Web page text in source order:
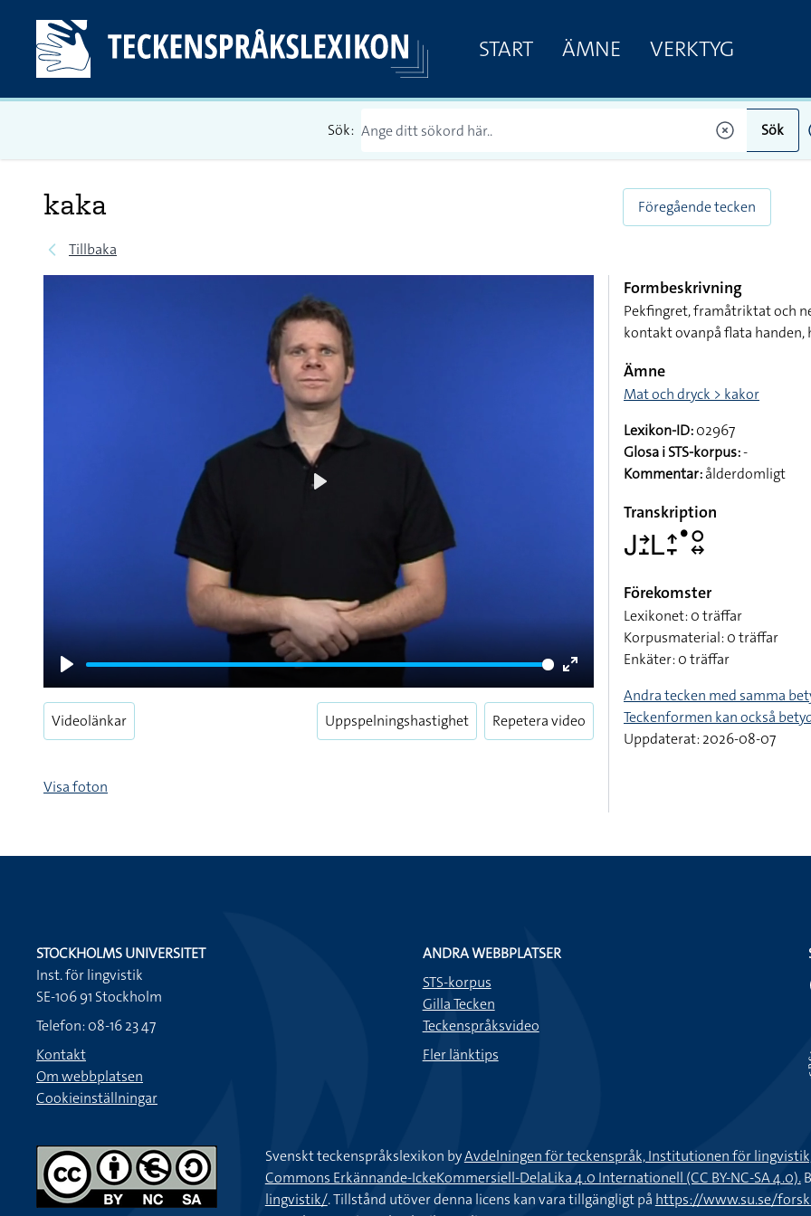
START ÄMNE VERKTYG
Sök: Sök
kaka
Tillbaka
Föregående tecken
Play
Enter
fullscreen
Videolänkar Uppspelningshastighet Repetera video
Visa foton
Formbeskrivning
Pekfingret, framåtriktat och
kontakt ovanpå flata
Ämne
Mat och dryck > kakor
Lexikon-ID:02967
Glosa i STS-korpus:-
Kommentar:ålderdomligt
Transkription
􌤢􌥔􌤸􌥈􌤴􌥙􌤟􌥰􌦉
Förekomster
Lexikonet: 0 träffar
Korpusmaterial: 0 träffar
Enkäter: 0 träffar
Andra tecken med samma
Teckenformen kan också
Uppdaterat: 2026-08-07
STOCKHOLMS UNIVERSITET
Inst. för lingvistik
SE-106 91 Stockholm
Telefon: 08-16 23 47
Kontakt
Om webbplatsen
Cookieinställningar
ANDRA WEBBPLATSER
STS-korpus
Gilla Tecken
Teckenspråksvideo
Fler länktips
Svenskt teckenspråkslexikon byAvdelningen för teckenspråk, Institutionen för
Commons Erkännande-IckeKommersiell-DelaLika 4.0 Internationell (CC BY-NC-SA 4.0).
lingvistik/. Tillstånd utöver denna licens kan vara tillgängligt på https://www.su.se/